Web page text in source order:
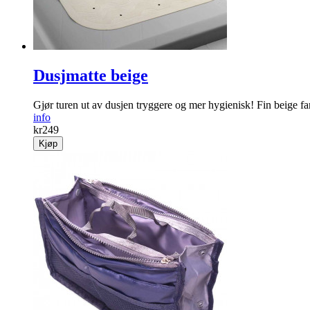
Dusjmatte beige
Gjør turen ut av dusjen tryggere og mer hygienisk! Fin beige
info
kr249
Kjøp